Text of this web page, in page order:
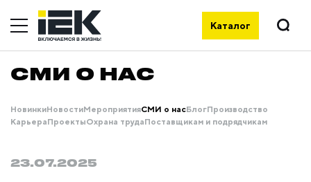
Каталог
СМИ О НАС
НовинкиНовостиМероприятияСМИ о насБлогПроизводство
КарьераПроектыОхрана трудаПоставщикам и подрядчикам
23.07.2025